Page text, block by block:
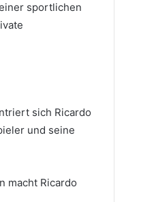
sportlichen
sich Ricardo
und seine
macht Ricardo